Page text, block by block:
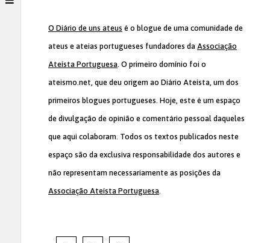
O Diário de uns ateus é o blogue de uma comunidade de
ateus e ateias portugueses fundadores da Associação
Ateísta Portuguesa. O primeiro domínio foi o
ateismo.net, que deu origem ao Diário Ateísta, um dos
primeiros blogues portugueses. Hoje, este é um espaço
de divulgação de opinião e comentário pessoal daqueles
que aqui colaboram. Todos os textos publicados neste
espaço são da exclusiva responsabilidade dos autores e
não representam necessariamente as posições da
Associação Ateísta Portuguesa.